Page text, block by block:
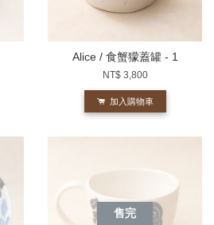
Alice / 食蟹獴蓋罐 - 1
NT$ 3,800
加入購物車
售完